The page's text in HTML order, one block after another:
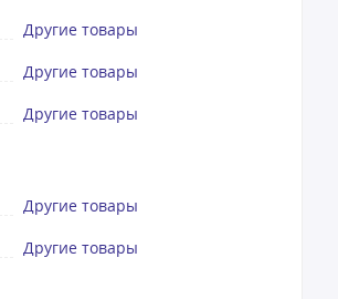
Другие товары
Другие товары
Другие товары
Другие товары
Другие товары